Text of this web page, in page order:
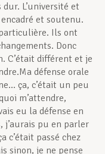
L’université et
et soutenu.
Ils ont
Donc
C’était différent et je
défense orale
ça, c’était un peu
m’attendre,
eu la défense en
j’aurais pu en parler
c’était passé chez
sinon, je ne pense